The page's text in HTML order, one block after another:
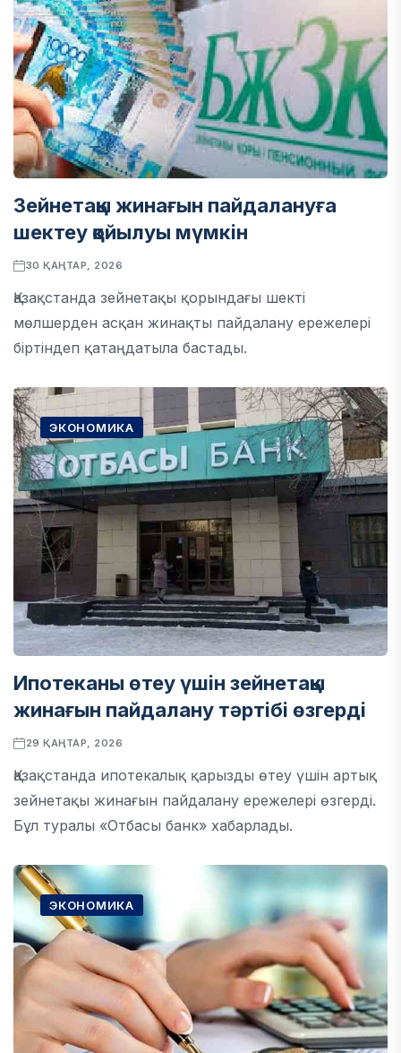
Зейнетақы жинағын пайдалануға
шектеу қойылуы мүмкін
30 ҚАҢТАР, 2026
Қазақстанда зейнетақы қорындағы шекті
мөлшерден асқан жинақты пайдалану ережелері
біртіндеп қатаңдатыла бастады.
ЭКОНОМИКА
Ипотеканы өтеу үшін зейнетақы
жинағын пайдалану тәртібі өзгерді
29 ҚАҢТАР, 2026
Қазақстанда ипотекалық қарызды өтеу үшін артық
зейнетақы жинағын пайдалану ережелері өзгерді.
Бұл туралы «Отбасы банк» хабарлады.
ЭКОНОМИКА